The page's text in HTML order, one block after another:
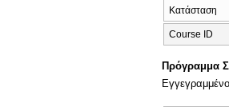
Κατάσταση
Course ID
Πρόγραμμα